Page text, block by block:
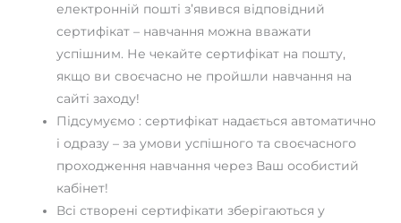
електронній пошті з’явився відповідний
сертифікат – навчання можна вважати
успішним. Не чекайте сертифікат на пошту,
якщо ви своєчасно не пройшли навчання на
сайті заходу!
Підсумуємо : сертифікат надається автоматично
і одразу – за умови успішного та своєчасного
проходження навчання через Ваш особистий
кабінет!
Всі створені сертифікати зберігаються у